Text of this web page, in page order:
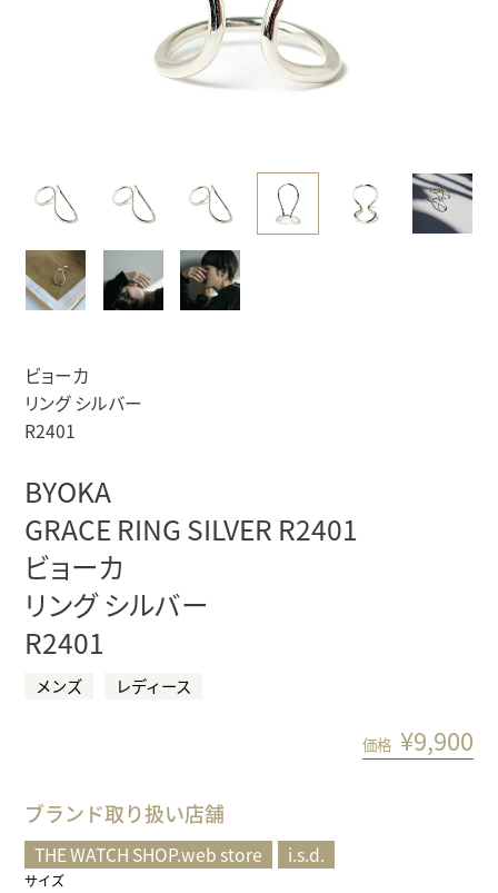
ビョーカ
リング シルバー
R2401
BYOKA
GRACE RING SILVER R2401
ビョーカ
リング シルバー
R2401
メンズ レディース
価格 ¥9,900
ブランド取り扱い店舗
THE WATCH SHOP.web store i.s.d.
サイズ